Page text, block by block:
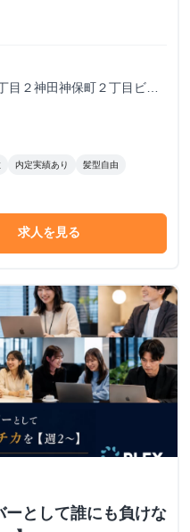
２神田神保町２丁目ビル
内定実績あり 髪型自由
求人を見る
として誰にも負けな